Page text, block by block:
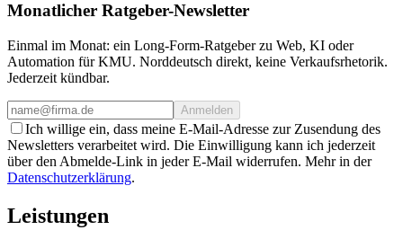
Monatlicher Ratgeber-Newsletter
Einmal im Monat: ein Long-Form-Ratgeber zu Web, KI oder
Automation für KMU. Norddeutsch direkt, keine Verkaufsrhetorik.
Jederzeit kündbar.
Anmelden
Ich willige ein, dass meine E-Mail-Adresse zur Zusendung des
Newsletters verarbeitet wird. Die Einwilligung kann ich jederzeit
über den Abmelde-Link in jeder E-Mail widerrufen. Mehr in der
Datenschutzerklärung.
Leistungen